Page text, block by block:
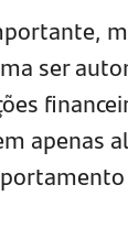
ser
apenas